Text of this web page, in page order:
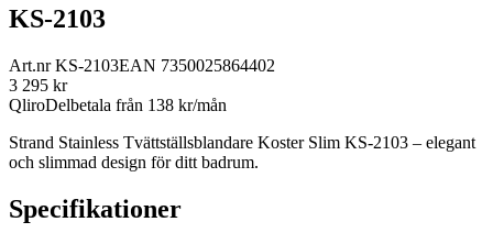
KS-2103
Art.nrKS-2103EAN 7350025864402
3 295 kr
QliroDelbetala från 138 kr/mån
Strand Stainless Tvättställsblandare Koster Slim KS-2103 – elegant
och slimmad design för ditt badrum.
Specifikationer